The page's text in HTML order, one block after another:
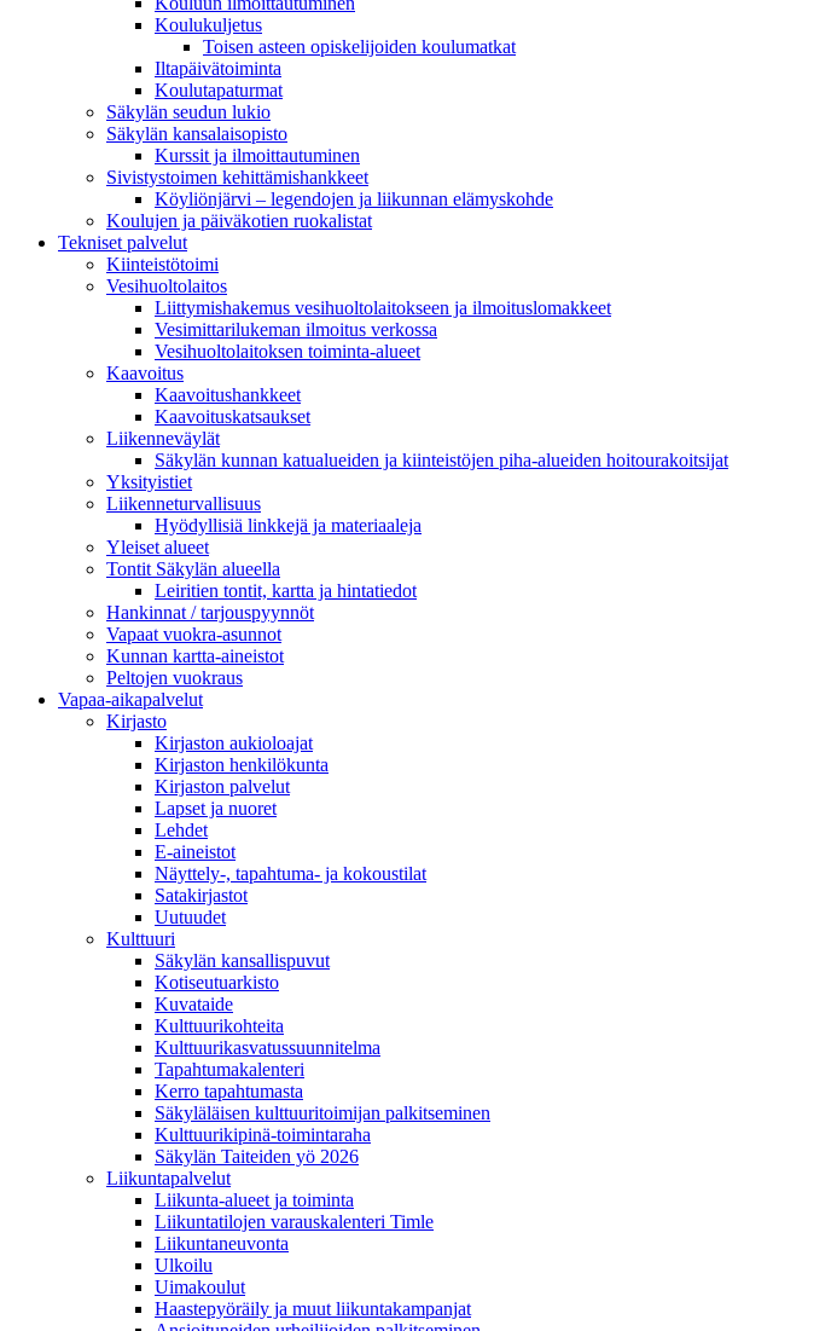
Koulukuljetus
Toisen asteen opiskelijoiden koulumatkat
Iltapäivätoiminta
Koulutapaturmat
Säkylän seudun lukio
Säkylän kansalaisopisto
Kurssit ja ilmoittautuminen
Sivistystoimen kehittämishankkeet
Köyliönjärvi – legendojen ja liikunnan elämyskohde
Koulujen ja päiväkotien ruokalistat
Tekniset palvelut
Kiinteistötoimi
Vesihuoltolaitos
Liittymishakemus vesihuoltolaitokseen ja ilmoituslomakkeet
Vesimittarilukeman ilmoitus verkossa
Vesihuoltolaitoksen toiminta-alueet
Kaavoitus
Kaavoitushankkeet
Kaavoituskatsaukset
Liikenneväylät
Säkylän kunnan katualueiden ja kiinteistöjen piha-alueiden hoitourakoitsijat
Yksityistiet
Liikenneturvallisuus
Hyödyllisiä linkkejä ja materiaaleja
Yleiset alueet
Tontit Säkylän alueella
Leiritien tontit, kartta ja hintatiedot
Hankinnat / tarjouspyynnöt
Vapaat vuokra-asunnot
Kunnan kartta-aineistot
Peltojen vuokraus
Vapaa-aika­palvelut
Kirjasto
Kirjaston aukioloajat
Kirjaston henkilökunta
Kirjaston palvelut
Lapset ja nuoret
Lehdet
E-aineistot
Näyttely-, tapahtuma- ja kokoustilat
Satakirjastot
Uutuudet
Kulttuuri
Säkylän kansallispuvut
Kotiseutuarkisto
Kuvataide
Kulttuurikohteita
Kulttuurikasvatussuunnitelma
Tapahtumakalenteri
Kerro tapahtumasta
Säkyläläisen kulttuuritoimijan palkitseminen
Kulttuurikipinä-toimintaraha
Säkylän Taiteiden yö 2026
Liikuntapalvelut
Liikunta-alueet ja toiminta
Liikuntatilojen varauskalenteri Timle
Liikuntaneuvonta
Ulkoilu
Uimakoulut
Haastepyöräily ja muut liikuntakampanjat